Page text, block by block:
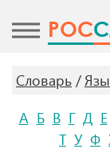
POC
Словарь
А Б В Г Д Е
Т У Ф